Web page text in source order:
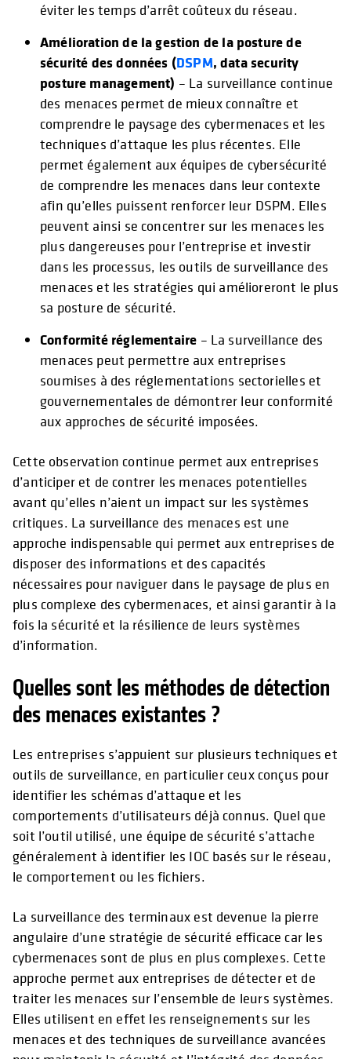
éviter les temps d’arrêt coûteux du réseau.
Amélioration de la gestion de la posture de
sécurité des données (DSPM, data security
posture management) – La surveillance continue
des menaces permet de mieux connaître et
comprendre le paysage des cybermenaces et les
techniques d’attaque les plus récentes. Elle
permet également aux équipes de cybersécurité
de comprendre les menaces dans leur contexte
afin qu’elles puissent renforcer leur DSPM. Elles
peuvent ainsi se concentrer sur les menaces les
plus dangereuses pour l’entreprise et investir
dans les processus, les outils de surveillance des
menaces et les stratégies qui amélioreront le plus
sa posture de sécurité.
Conformité réglementaire – La surveillance des
menaces peut permettre aux entreprises
soumises à des réglementations sectorielles et
gouvernementales de démontrer leur conformité
aux approches de sécurité imposées.
Cette observation continue permet aux entreprises
d’anticiper et de contrer les menaces potentielles
avant qu’elles n’aient un impact sur les systèmes
critiques. La surveillance des menaces est une
approche indispensable qui permet aux entreprises de
disposer des informations et des capacités
nécessaires pour naviguer dans le paysage de plus en
plus complexe des cybermenaces, et ainsi garantir à la
fois la sécurité et la résilience de leurs systèmes
d’information.
Quelles sont les méthodes de détection
des menaces existantes ?
Les entreprises s’appuient sur plusieurs techniques et
outils de surveillance, en particulier ceux conçus pour
identifier les schémas d’attaque et les
comportements d’utilisateurs déjà connus. Quel que
soit l’outil utilisé, une équipe de sécurité s’attache
généralement à identifier les IOC basés sur le réseau,
le comportement ou les fichiers.
La surveillance des terminaux est devenue la pierre
angulaire d’une stratégie de sécurité efficace car les
cybermenaces sont de plus en plus complexes. Cette
approche permet aux entreprises de détecter et de
traiter les menaces sur l’ensemble de leurs systèmes.
Elles utilisent en effet les renseignements sur les
menaces et des techniques de surveillance avancées